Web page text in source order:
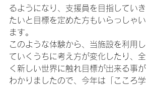
るようになり、支援員を目指していき
たいと目標を定めた方もいらっしゃい
ます。
このような体験から、当施設を利用し
ていくうちに考え方が変化したり、全
く新しい世界に触れ目標が出来る事が
わかりましたので、今年は「こころ学